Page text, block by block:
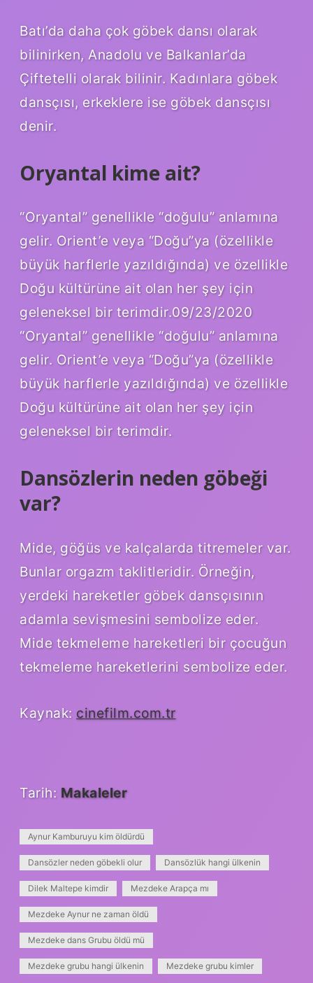
Batı’da daha çok göbek dansı olarak
bilinirken, Anadolu ve Balkanlar’da
Çiftetelli olarak bilinir. Kadınlara göbek
dansçısı, erkeklere ise göbek dansçısı
denir.
Oryantal kime ait?
“Oryantal” genellikle “doğulu” anlamına
gelir. Orient’e veya “Doğu”ya (özellikle
büyük harflerle yazıldığında) ve özellikle
Doğu kültürüne ait olan her şey için
geleneksel bir terimdir.09/23/2020
“Oryantal” genellikle “doğulu” anlamına
gelir. Orient’e veya “Doğu”ya (özellikle
büyük harflerle yazıldığında) ve özellikle
Doğu kültürüne ait olan her şey için
geleneksel bir terimdir.
Dansözlerin neden göbeği
var?
Mide, göğüs ve kalçalarda titremeler var.
Bunlar orgazm taklitleridir. Örneğin,
yerdeki hareketler göbek dansçısının
adamla sevişmesini sembolize eder.
Mide tekmeleme hareketleri bir çocuğun
tekmeleme hareketlerini sembolize eder.
Kaynak: cinefilm.com.tr
Tarih: Makaleler
Aynur Kamburuyu kim öldürdü
Dansözler neden göbekli olur Dansözlük hangi ülkenin
Dilek Maltepe kimdir Mezdeke Arapça mı
Mezdeke Aynur ne zaman öldü
Mezdeke dans Grubu öldü mü
Mezdeke grubu hangi ülkenin Mezdeke grubu kimler